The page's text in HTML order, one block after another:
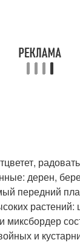
дерен,
передний
растений:
миксбордер
и